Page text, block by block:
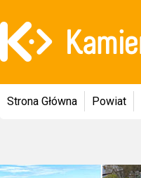
Strona Główna Powiat